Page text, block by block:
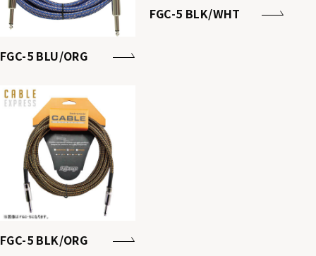
FGC-5 BLU/ORG
FGC-5 BLK/WHT
FGC-5 BLK/ORG